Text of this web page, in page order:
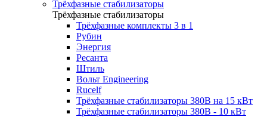
Трёхфазные стабилизаторы
Трёхфазные стабилизаторы
Трёхфазные комплекты 3 в 1
Рубин
Энергия
Ресанта
Штиль
Вольт Engineering
Rucelf
Трёхфазные стабилизаторы 380В на 15 кВт
Трёхфазные стабилизаторы 380В - 10 кВт